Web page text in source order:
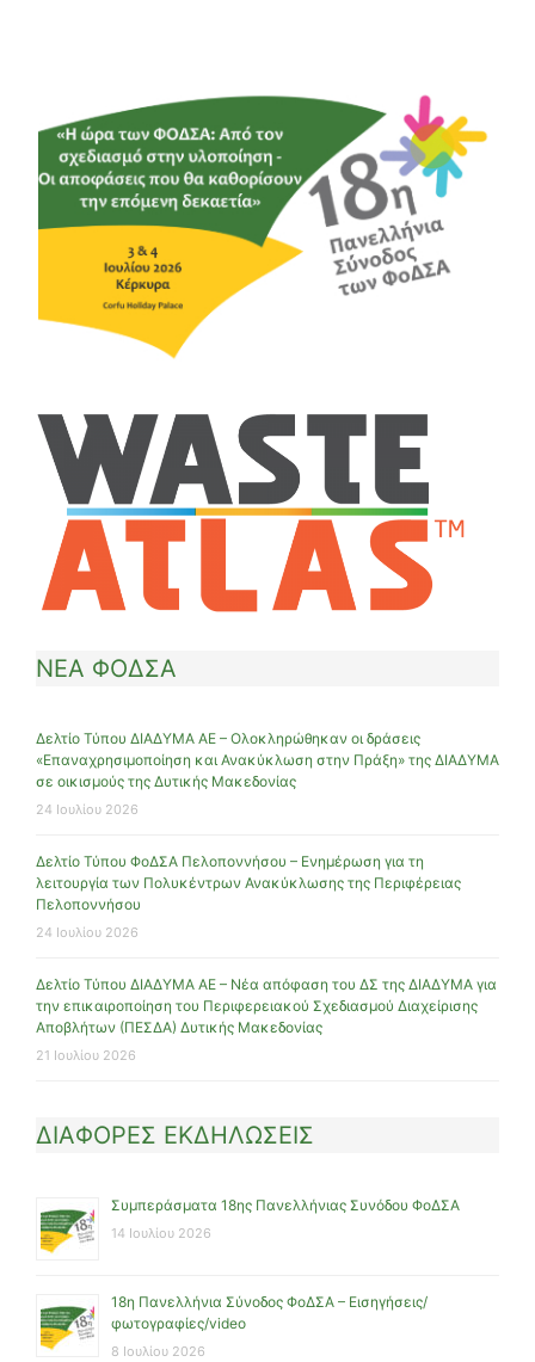
ΝΕΑ ΦΟΔΣΑ
Δελτίο Τύπου ΔΙΑΔΥΜΑ ΑΕ – Ολοκληρώθηκαν οι δράσεις
«Επαναχρησιμοποίηση και Ανακύκλωση στην Πράξη» της ΔΙΑΔΥΜΑ
σε οικισμούς της Δυτικής Μακεδονίας
24 Ιουλίου 2026
Δελτίο Τύπου ΦοΔΣΑ Πελοποννήσου – Ενημέρωση για τη
λειτουργία των Πολυκέντρων Ανακύκλωσης της Περιφέρειας
Πελοποννήσου
24 Ιουλίου 2026
Δελτίο Τύπου ΔΙΑΔΥΜΑ ΑΕ – Νέα απόφαση του ΔΣ της ΔΙΑΔΥΜΑ για
την επικαιροποίηση του Περιφερειακού Σχεδιασμού Διαχείρισης
Αποβλήτων (ΠΕΣΔΑ) Δυτικής Μακεδονίας
21 Ιουλίου 2026
ΔΙΑΦΟΡΕΣ ΕΚΔΗΛΩΣΕΙΣ
Συμπεράσματα 18ης Πανελλήνιας Συνόδου ΦοΔΣΑ
14 Ιουλίου 2026
18η Πανελλήνια Σύνοδος ΦοΔΣΑ – Εισηγήσεις/
φωτογραφίες/video
8 Ιουλίου 2026